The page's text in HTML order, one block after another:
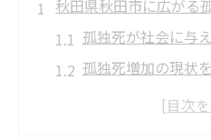
秋田県秋田市に広がる
孤独死が社会に与
孤独死増加の現状